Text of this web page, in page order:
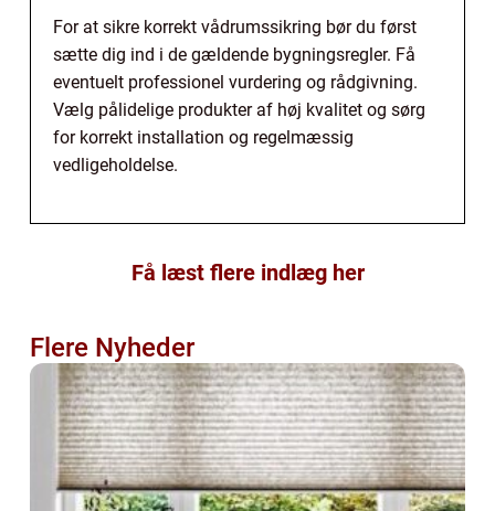
For at sikre korrekt vådrumssikring bør du først
sætte dig ind i de gældende bygningsregler. Få
eventuelt professionel vurdering og rådgivning.
Vælg pålidelige produkter af høj kvalitet og sørg
for korrekt installation og regelmæssig
vedligeholdelse.
Få læst flere indlæg her
Flere Nyheder